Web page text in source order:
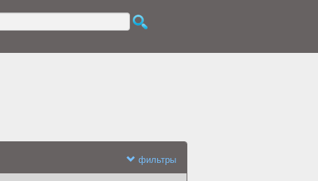
фильтры